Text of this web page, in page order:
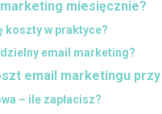
miesięcznie?
koszty w praktyce?
email marketing?
email marketingu
– ile zapłacisz?